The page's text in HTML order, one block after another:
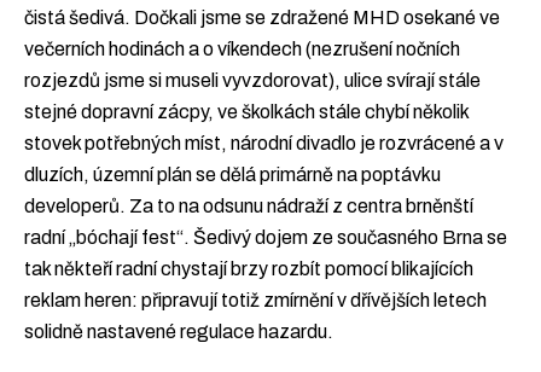
čistá šedivá. Dočkali jsme se zdražené MHD osekané ve
večerních hodinách a o víkendech (nezrušení nočních
rozjezdů jsme si museli vyvzdorovat), ulice svírají stále
stejné dopravní zácpy, ve školkách stále chybí několik
stovek potřebných míst, národní divadlo je rozvrácené a v
dluzích, územní plán se dělá primárně na poptávku
developerů. Za to na odsunu nádraží z centra brněnští
radní „bóchají fest“. Šedivý dojem ze současného Brna se
tak někteří radní chystají brzy rozbít pomocí blikajících
reklam heren: připravují totiž zmírnění v dřívějších letech
solidně nastavené regulace hazardu.